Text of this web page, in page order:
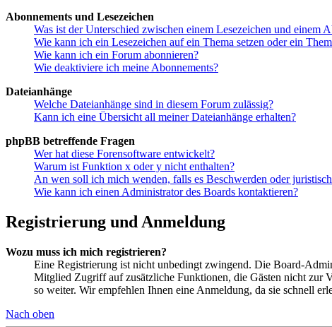
Abonnements und Lesezeichen
Was ist der Unterschied zwischen einem Lesezeichen und einem
Wie kann ich ein Lesezeichen auf ein Thema setzen oder ein
Wie kann ich ein Forum abonnieren?
Wie deaktiviere ich meine Abonnements?
Dateianhänge
Welche Dateianhänge sind in diesem Forum zulässig?
Kann ich eine Übersicht all meiner Dateianhänge erhalten?
phpBB betreffende Fragen
Wer hat diese Forensoftware entwickelt?
Warum ist Funktion x oder y nicht enthalten?
An wen soll ich mich wenden, falls es Beschwerden oder
Wie kann ich einen Administrator des Boards kontaktieren?
Registrierung und Anmeldung
Wozu muss ich mich registrieren?
Eine Registrierung ist nicht unbedingt zwingend. Die Board-
Mitglied Zugriff auf zusätzliche Funktionen, die Gästen nicht zur
so weiter. Wir empfehlen Ihnen eine Anmeldung, da sie schnell
Nach oben